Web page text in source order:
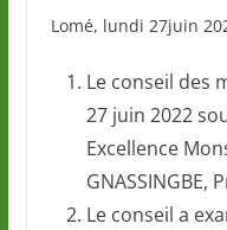
Lomé, lundi 27juin
Le conseil des
27 juin 2022
Excellence
GNASSINGBE,
Le conseil a